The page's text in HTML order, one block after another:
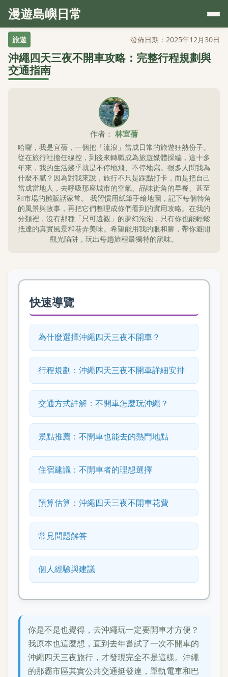
漫遊島嶼日常
旅遊 發佈日期：2025年12月30日
沖繩四天三夜不開車攻略：完整行程規劃與
交通指南
作者： 林宜蒨
哈囉，我是宜蒨，一個把「流浪」當成日常的旅遊狂熱份子。
從在旅行社擔任線控，到後來轉職成為旅遊媒體採編，這十多
年來，我的生活幾乎就是不停地飛、不停地寫。很多人問我為
什麼不膩？因為對我來說，旅行不只是踩點打卡，而是把自己
當成當地人，去呼吸那座城市的空氣、品味街角的早餐、甚至
和市場的攤販話家常。 我習慣用紙筆手繪地圖，記下每個轉角
的風景與故事，再把它們整理成你們看到的實用攻略。在我的
分類裡，沒有那種「只可遠觀」的夢幻泡泡，只有你也能輕鬆
抵達的真實風景和巷弄美味。希望能用我的眼和腳，帶你避開
觀光陷阱，玩出每趟旅程最獨特的韻味。
快速導覽
為什麼選擇沖繩四天三夜不開車？
行程規劃：沖繩四天三夜不開車詳細安排
交通方式詳解：不開車怎麼玩沖繩？
景點推薦：不開車也能去的熱門地點
住宿建議：不開車者的理想選擇
預算估算：沖繩四天三夜不開車花費
常見問題解答
個人經驗與建議
你是不是也覺得，去沖繩玩一定要開車才方便？
我原本也這麼想，直到去年嘗試了一次不開車的
沖繩四天三夜旅行，才發現完全不是這樣。沖繩
的那霸市區其實公共交通挺發達，單軌電車和巴